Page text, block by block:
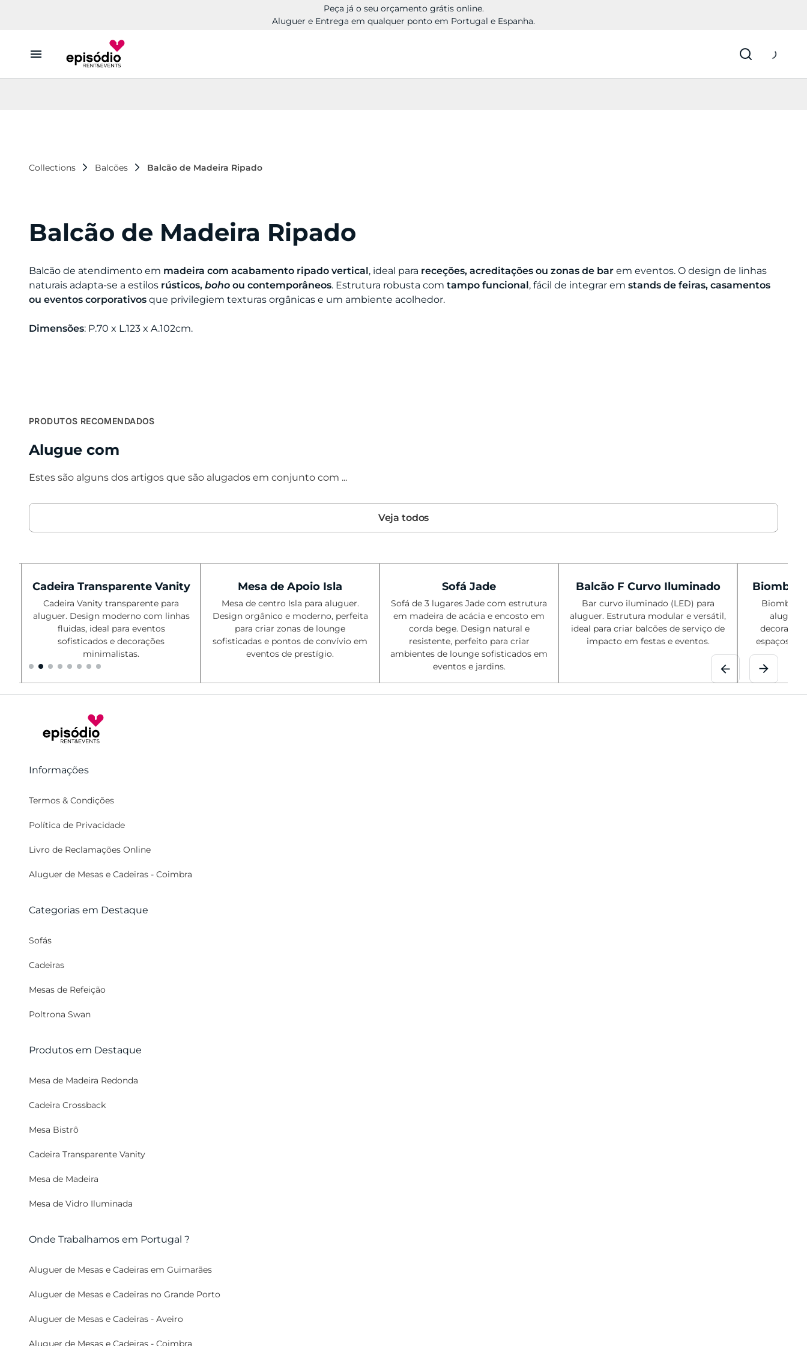
Peça já o seu orçamento grátis online.
Aluguer e Entrega em qualquer ponto em Portugal e Espanha.
Aluguer
Collections Balcões Balcão de Madeira Ripado
Balcão de Madeira Ripado
Balcão de atendimento em madeira com acabamento ripado vertical, ideal para receções, acreditações ou zonas de bar em eventos. O design de linhas
naturais adapta-se a estilos rústicos, boho ou contemporâneos. Estrutura robusta com tampo funcional, fácil de integrar em stands de feiras, casamentos
ou eventos corporativos que privilegiem texturas orgânicas e um ambiente acolhedor.
Dimensões: P.70 x L.123 x A.102cm.
PRODUTOS RECOMENDADOS
Alugue com
Estes são alguns dos artigos que são alugados em conjunto com ...
Veja todos
Cadeira Transparente Vanity
Cadeira Vanity transparente para
aluguer. Design moderno com linhas
fluidas, ideal para eventos
sofisticados e decorações
minimalistas.
Mesa de Apoio Isla
Mesa de centro Isla para aluguer.
Design orgânico e moderno, perfeita
para criar zonas de lounge
sofisticadas e pontos de convívio em
eventos de prestígio.
Sofá Jade
Sofá de 3 lugares Jade com estrutura
em madeira de acácia e encosto em
corda bege. Design natural e
resistente, perfeito para criar
ambientes de lounge sofisticados em
eventos e jardins.
Balcão F Curvo Iluminado
Bar curvo iluminado (LED) para
aluguer. Estrutura modular e versátil,
ideal para criar balcões de serviço de
impacto em festas e eventos.
Biombo
Biombo
aluguer.
espaços e
Informações
Termos & Condições
Política de Privacidade
Livro de Reclamações Online
Aluguer de Mesas e Cadeiras - Coimbra
Categorias em Destaque
Sofás
Cadeiras
Mesas de Refeição
Poltrona Swan
Produtos em Destaque
Mesa de Madeira Redonda
Cadeira Crossback
Mesa Bistrô
Cadeira Transparente Vanity
Mesa de Madeira
Mesa de Vidro Iluminada
Onde Trabalhamos em Portugal ?
Aluguer de Mesas e Cadeiras em Guimarães
Aluguer de Mesas e Cadeiras no Grande Porto
Aluguer de Mesas e Cadeiras - Aveiro
Aluguer de Mesas e Cadeiras - Coimbra